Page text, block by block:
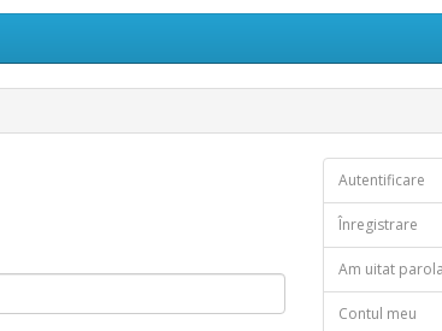
Autentificare
Înregistrare
Am uitat parola
Contul meu